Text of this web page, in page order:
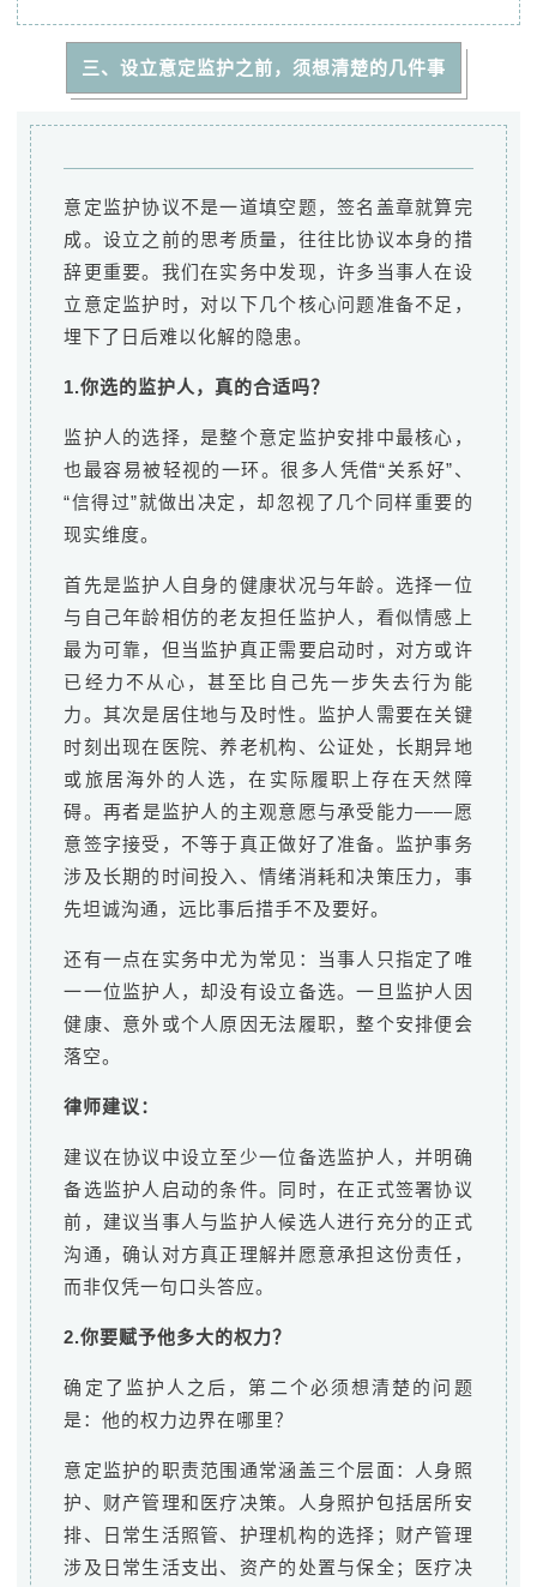
三、设立意定监护之前，须想清楚的几件事
意定监护协议不是一道填空题，签名盖章就算完
成。设立之前的思考质量，往往比协议本身的措
辞更重要。我们在实务中发现，许多当事人在设
立意定监护时，对以下几个核心问题准备不足，
埋下了日后难以化解的隐患。
1.你选的监护人，真的合适吗？
监护人的选择，是整个意定监护安排中最核心，
也最容易被轻视的一环。很多人凭借“关系好”、
“信得过”就做出决定，却忽视了几个同样重要的
现实维度。
首先是监护人自身的健康状况与年龄。选择一位
与自己年龄相仿的老友担任监护人，看似情感上
最为可靠，但当监护真正需要启动时，对方或许
已经力不从心，甚至比自己先一步失去行为能
力。其次是居住地与及时性。监护人需要在关键
时刻出现在医院、养老机构、公证处，长期异地
或旅居海外的人选，在实际履职上存在天然障
碍。再者是监护人的主观意愿与承受能力——愿
意签字接受，不等于真正做好了准备。监护事务
涉及长期的时间投入、情绪消耗和决策压力，事
先坦诚沟通，远比事后措手不及要好。
还有一点在实务中尤为常见：当事人只指定了唯
一一位监护人，却没有设立备选。一旦监护人因
健康、意外或个人原因无法履职，整个安排便会
落空。
律师建议：
建议在协议中设立至少一位备选监护人，并明确
备选监护人启动的条件。同时，在正式签署协议
前，建议当事人与监护人候选人进行充分的正式
沟通，确认对方真正理解并愿意承担这份责任，
而非仅凭一句口头答应。
2.你要赋予他多大的权力？
确定了监护人之后，第二个必须想清楚的问题
是：他的权力边界在哪里？
意定监护的职责范围通常涵盖三个层面：人身照
护、财产管理和医疗决策。人身照护包括居所安
排、日常生活照管、护理机构的选择；财产管理
涉及日常生活支出、资产的处置与保全；医疗决